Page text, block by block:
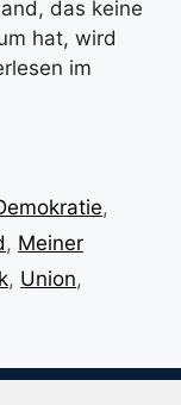
das keine
hat, wird
im
,
, Meiner
, Union,